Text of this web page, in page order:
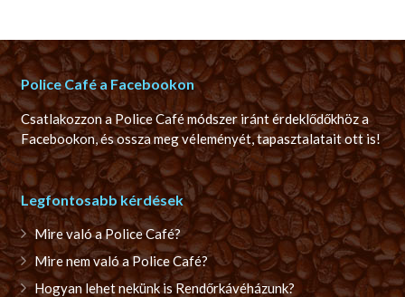
Police Café a Facebookon
Csatlakozzon a Police Café módszer iránt érdeklődőkhöz a
Facebookon, és ossza meg véleményét, tapasztalatait ott is!
Legfontosabb kérdések
Mire való a Police Café?
Mire nem való a Police Café?
Hogyan lehet nekünk is Rendőrkávéházunk?